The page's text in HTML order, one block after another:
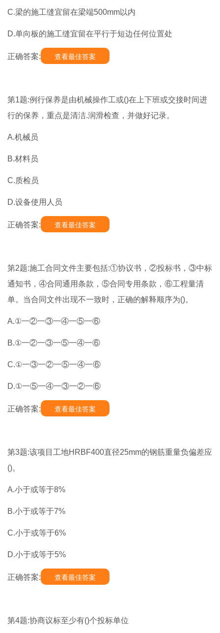
C.梁的施工缝宜留在梁端500mm以内
D.单向板的施工缝宜留在平行于短边任何位置处
正确答案: 查看最佳答案
第1题:例行保养是由机械操作工或()在上下班或交接时间进
行的保养，重点是清洁.润滑检查，并做好记录。
A.机械员
B.材料员
C.质检员
D.设备使用人员
正确答案: 查看最佳答案
第2题:施工合同文件主要包括:①协议书，②投标书，③中标
通知书，④合同通用条款，⑤合同专用条款，⑥工程量清
单。当合同文件出现不一致时，正确的解释顺序为()。
A.①一②一③一④一⑤一⑥
B.①一②一③一⑤一④一⑥
C.①一③一②一⑤一④一⑥
D.①一⑤一④一③一②一⑥
正确答案: 查看最佳答案
第3题:该项目工地HRBF400直径25mm的钢筋重量负偏差应
()。
A.小于或等于8%
B.小于或等于7%
C.小于或等于6%
D.小于或等于5%
正确答案: 查看最佳答案
第4题:协商议标至少有()个投标单位